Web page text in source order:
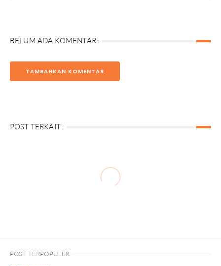
BELUM ADA KOMENTAR :
TAMBAHKAN KOMENTAR
POST TERKAIT :
POST TERPOPULER